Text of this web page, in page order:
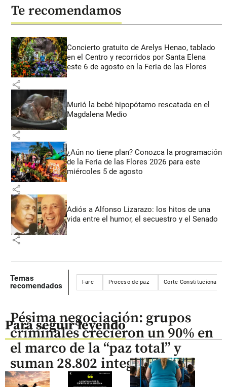
Te recomendamos
Concierto gratuito de Arelys Henao, tablado
en el Centro y recorridos por Santa Elena
este 6 de agosto en la Feria de las Flores
share
Murió la bebé hipopótamo rescatada en el
Magdalena Medio
share
¿Aún no tiene plan? Conozca la programación
de la Feria de las Flores 2026 para este
miércoles 5 de agosto
share
Adiós a Alfonso Lizarazo: los hitos de una
vida entre el humor, el secuestro y el Senado
share
Temas
recomendados
Farc Proceso de paz Corte Constitucional
Para seguir leyendo
Pésima negociación: grupos
criminales crecieron un 90% en
el marco de la “paz total” y
suman 28.802 integrantes